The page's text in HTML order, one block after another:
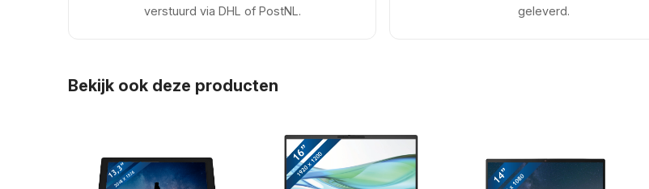
verstuurd via DHL of PostNL.
geleverd.
Bekijk ook deze producten